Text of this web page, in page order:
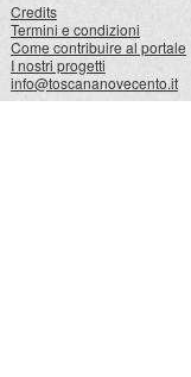
Credits
Termini e condizioni
Come contribuire al portale
I nostri progetti
info@toscananovecento.it